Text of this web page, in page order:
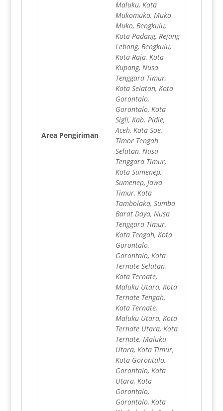
Area Pengiriman
Maluku, Kota
Mukomuko, Muko
Muko, Bengkulu,
Kota Padang, Rejang
Lebong, Bengkulu,
Kota Raja, Kota
Kupang, Nusa
Tenggara Timur,
Kota Selatan, Kota
Gorontalo,
Gorontalo, Kota
Sigli, Kab. Pidie,
Aceh, Kota Soe,
Timor Tengah
Selatan, Nusa
Tenggara Timur,
Kota Sumenep,
Sumenep, Jawa
Timur, Kota
Tambolaka, Sumba
Barat Daya, Nusa
Tenggara Timur,
Kota Tengah, Kota
Gorontalo,
Gorontalo, Kota
Ternate Selatan,
Kota Ternate,
Maluku Utara, Kota
Ternate Tengah,
Kota Ternate,
Maluku Utara, Kota
Ternate Utara, Kota
Ternate, Maluku
Utara, Kota Timur,
Kota Gorontalo,
Gorontalo, Kota
Utara, Kota
Gorontalo,
Gorontalo, Kota